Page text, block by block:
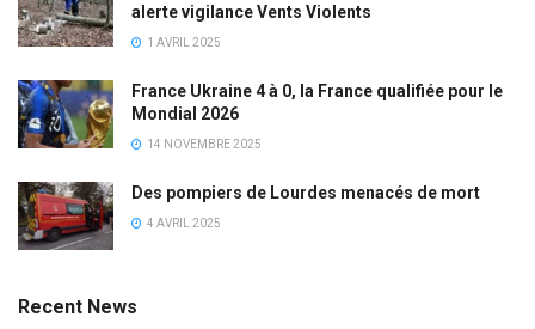
alerte vigilance Vents Violents
1 AVRIL 2025
France Ukraine 4 à 0, la France qualifiée pour le
Mondial 2026
14 NOVEMBRE 2025
Des pompiers de Lourdes menacés de mort
4 AVRIL 2025
Recent News